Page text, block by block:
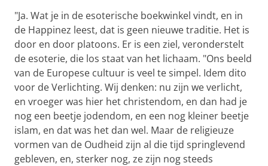
"Ja. Wat je in de esoterische boekwinkel vindt, en in
de Happinez leest, dat is geen nieuwe traditie. Het is
door en door platoons. Er is een ziel, veronderstelt
de esoterie, die los staat van het lichaam. "Ons beeld
van de Europese cultuur is veel te simpel. Idem dito
voor de Verlichting. Wij denken: nu zijn we verlicht,
en vroeger was hier het christendom, en dan had je
nog een beetje jodendom, en een nog kleiner beetje
islam, en dat was het dan wel. Maar de religieuze
vormen van de Oudheid zijn al die tijd springlevend
gebleven, en, sterker nog, ze zijn nog steeds